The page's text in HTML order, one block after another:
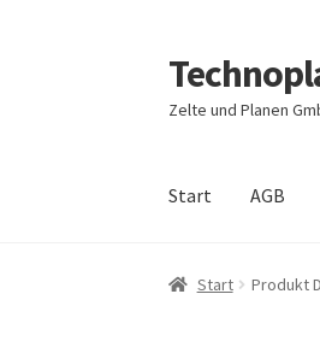
Zur
Navigation
springen
Zum
Inhalt
springen
Zelte und Planen
Start AGB
Start AGB
Start Produkt